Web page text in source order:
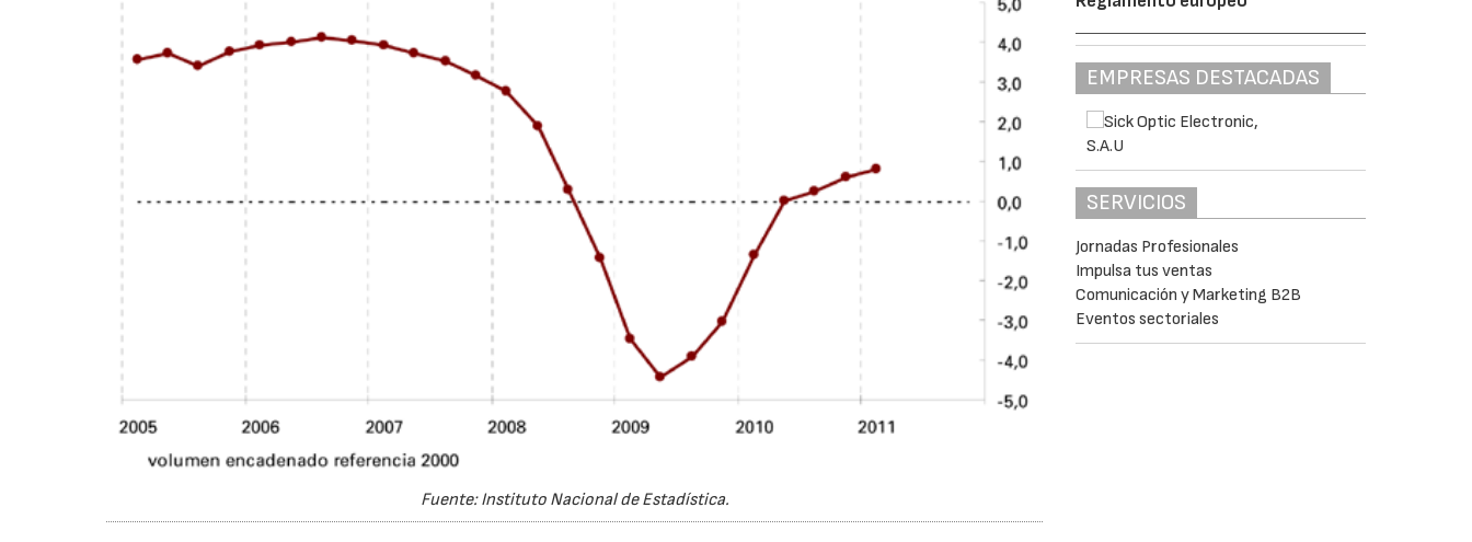
Fuente: Instituto Nacional de Estadística.
EMPRESAS DESTACADAS
SERVICIOS
Jornadas Profesionales
Impulsa tus ventas
Comunicación y Marketing B2B
Eventos sectoriales